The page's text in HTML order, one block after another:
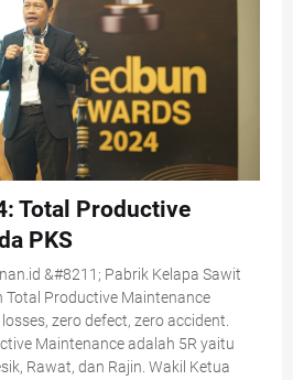
Total Productive
PKS
&#8211; Pabrik Kelapa Sawit
Total Productive Maintenance
zero defect, zero accident.
Maintenance adalah 5R yaitu
Rawat, dan Rajin. Wakil Ketua